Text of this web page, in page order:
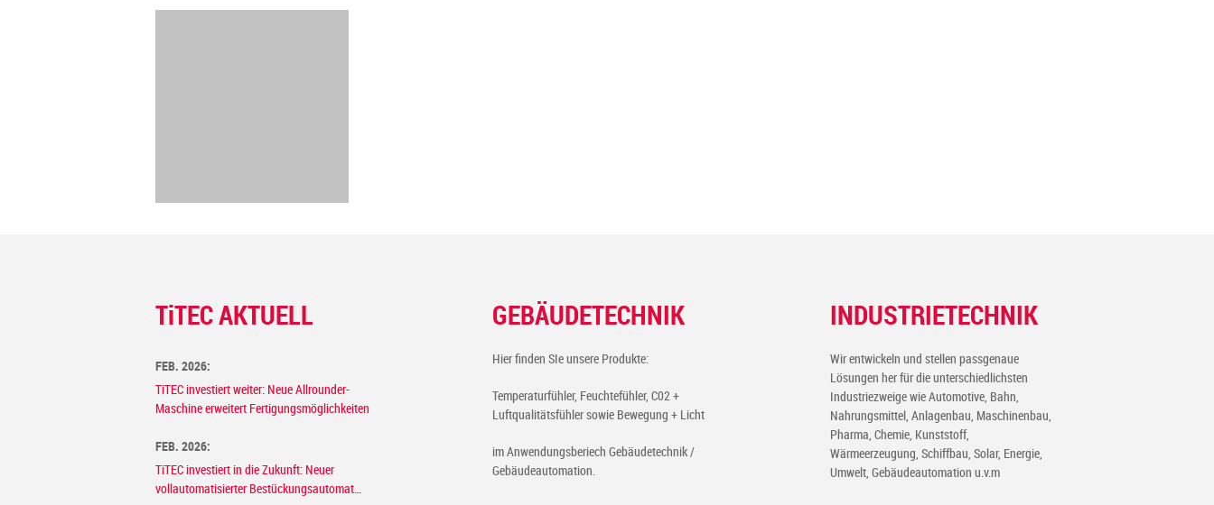
TiTEC AKTUELL
FEB. 2026:
TiTEC investiert weiter: Neue Allrounder-
Maschine erweitert Fertigungsmöglichkeiten
FEB. 2026:
TiTEC investiert in die Zukunft: Neuer
vollautomatisierter Bestückungsautomat
GEBÄUDETECHNIK
Hier finden SIe unsere Produkte:
Temperaturfühler, Feuchtefühler, C02 +
Luftqualitätsfühler sowie Bewegung + Licht
im Anwendungsberiech Gebäudetechnik /
Gebäudeautomation.
INDUSTRIETECHNIK
Wir entwickeln und stellen passgenaue
Lösungen her für die unterschiedlichsten
Industriezweige wie Automotive, Bahn,
Nahrungsmittel, Anlagenbau, Maschinenbau,
Pharma, Chemie, Kunststoff,
Wärmeerzeugung, Schiffbau, Solar, Energie,
Umwelt, Gebäudeautomation u.v.m